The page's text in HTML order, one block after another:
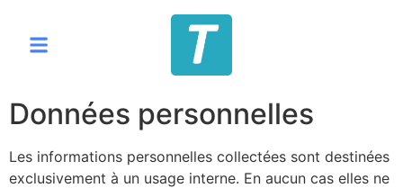
Données personnelles
Les informations personnelles collectées sont destinées
exclusivement à un usage interne. En aucun cas elles ne